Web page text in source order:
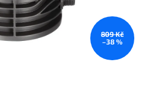
809 Kč
–38 %